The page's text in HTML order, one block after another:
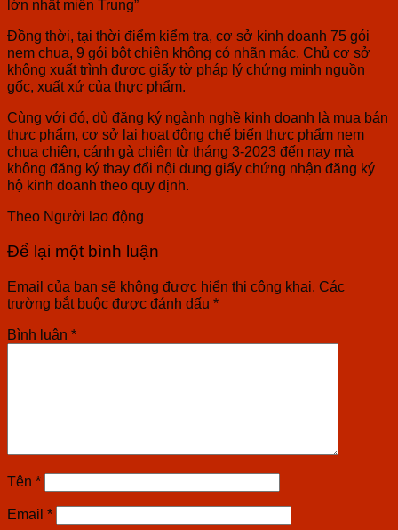
lớn nhất miền Trung”
Đồng thời, tại thời điểm kiểm tra, cơ sở kinh doanh 75 gói
nem chua, 9 gói bột chiên không có nhãn mác. Chủ cơ sở
không xuất trình được giấy tờ pháp lý chứng minh nguồn
gốc, xuất xứ của thực phẩm.
Cùng với đó, dù đăng ký ngành nghề kinh doanh là mua bán
thực phẩm, cơ sở lại hoạt động chế biến thực phẩm nem
chua chiên, cánh gà chiên từ tháng 3-2023 đến nay mà
không đăng ký thay đổi nội dung giấy chứng nhận đăng ký
hộ kinh doanh theo quy định.
Theo Người lao động
Để lại một bình luận
Email của bạn sẽ không được hiển thị công khai. Các
trường bắt buộc được đánh dấu *
Bình luận *
Tên *
Email *